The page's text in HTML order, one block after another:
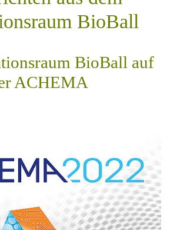
BioBall
BioBall auf
ACHEMA